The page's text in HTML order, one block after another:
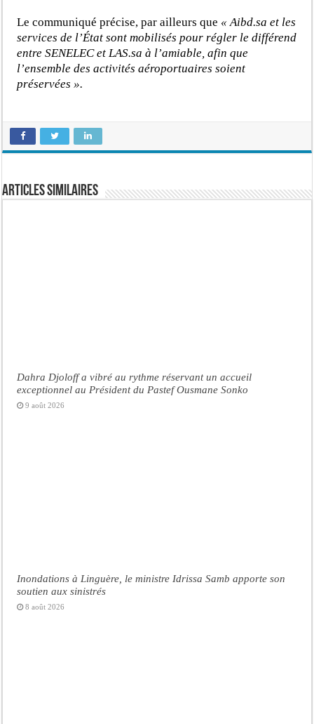
Le communiqué précise, par ailleurs que « Aibd.sa et les
services de l’État sont mobilisés pour régler le différend
entre SENELEC et LAS.sa à l’amiable, afin que
l’ensemble des activités aéroportuaires soient
préservées ».
Articles similaires
Dahra Djoloff a vibré au rythme réservant un accueil
exceptionnel au Président du Pastef Ousmane Sonko
9 août 2026
Inondations à Linguère, le ministre Idrissa Samb apporte son
soutien aux sinistrés
8 août 2026